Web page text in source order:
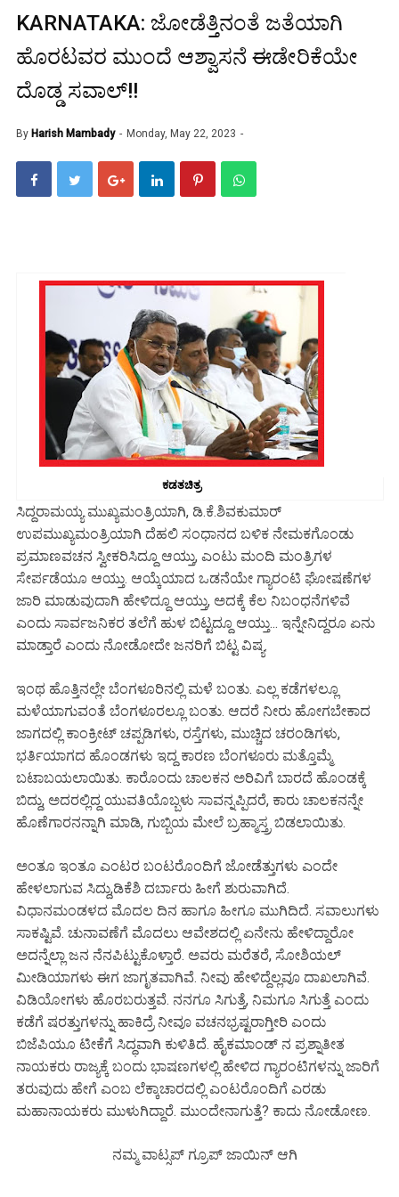
KARNATAKA: ಜೋಡೆತ್ತಿನಂತೆ ಜತೆಯಾಗಿ
ಹೊರಟವರ ಮುಂದೆ ಆಶ್ವಾಸನೆ ಈಡೇರಿಕೆಯೇ
ದೊಡ್ಡ ಸವಾಲ್!!
By Harish Mambady Monday, May 22, 2023
ಕಡತಚಿತ್ರ
ಸಿದ್ದರಾಮಯ್ಯ ಮುಖ್ಯಮಂತ್ರಿಯಾಗಿ, ಡಿ.ಕೆ.ಶಿವಕುಮಾರ್
ಉಪಮುಖ್ಯಮಂತ್ರಿಯಾಗಿ ದೆಹಲಿ ಸಂಧಾನದ ಬಳಿಕ ನೇಮಕಗೊಂಡು
ಪ್ರಮಾಣವಚನ ಸ್ವೀಕರಿಸಿದ್ದೂ ಆಯ್ತು, ಎಂಟು ಮಂದಿ ಮಂತ್ರಿಗಳ
ಸೇರ್ಪಡೆಯೂ ಆಯ್ತು. ಆಯ್ಕೆಯಾದ ಒಡನೆಯೇ ಗ್ಯಾರಂಟಿ ಘೋಷಣೆಗಳ
ಜಾರಿ ಮಾಡುವುದಾಗಿ ಹೇಳಿದ್ದೂ ಆಯ್ತು, ಅದಕ್ಕೆ ಕೆಲ ನಿಬಂಧನೆಗಳಿವೆ
ಎಂದು ಸಾರ್ವಜನಿಕರ ತಲೆಗೆ ಹುಳ ಬಿಟ್ಟದ್ದೂ ಆಯ್ತು... ಇನ್ನೇನಿದ್ದರೂ ಏನು
ಮಾಡ್ತಾರೆ ಎಂದು ನೋಡೋದೇ ಜನರಿಗೆ ಬಿಟ್ಟ ವಿಷ್ಯ.
ಇಂಥ ಹೊತ್ತಿನಲ್ಲೇ ಬೆಂಗಳೂರಿನಲ್ಲಿ ಮಳೆ ಬಂತು. ಎಲ್ಲ ಕಡೆಗಳಲ್ಲೂ
ಮಳೆಯಾಗುವಂತೆ ಬೆಂಗಳೂರಲ್ಲೂ ಬಂತು. ಆದರೆ ನೀರು ಹೋಗಬೇಕಾದ
ಜಾಗದಲ್ಲಿ ಕಾಂಕ್ರೀಟ್ ಚಪ್ಪಡಿಗಳು, ರಸ್ತೆಗಳು, ಮುಚ್ಚಿದ ಚರಂಡಿಗಳು,
ಭರ್ತಿಯಾಗದ ಹೊಂಡಗಳು ಇದ್ದ ಕಾರಣ ಬೆಂಗಳೂರು ಮತ್ತೊಮ್ಮೆ
ಬಟಾಬಯಲಾಯಿತು. ಕಾರೊಂದು ಚಾಲಕನ ಅರಿವಿಗೆ ಬಾರದೆ ಹೊಂಡಕ್ಕೆ
ಬಿದ್ದು, ಅದರಲ್ಲಿದ್ದ ಯುವತಿಯೊಬ್ಬಳು ಸಾವನ್ನಪ್ಪಿದರೆ, ಕಾರು ಚಾಲಕನನ್ನೇ
ಹೊಣೆಗಾರನನ್ನಾಗಿ ಮಾಡಿ, ಗುಬ್ಬಿಯ ಮೇಲೆ ಬ್ರಹ್ಮಾಸ್ತ್ರ ಬಿಡಲಾಯಿತು.
ಅಂತೂ ಇಂತೂ ಎಂಟರ ಬಂಟರೊಂದಿಗೆ ಜೋಡೆತ್ತುಗಳು ಎಂದೇ
ಹೇಳಲಾಗುವ ಸಿದ್ದು,ಡಿಕೆಶಿ ದರ್ಬಾರು ಹೀಗೆ ಶುರುವಾಗಿದೆ.
ವಿಧಾನಮಂಡಳದ ಮೊದಲ ದಿನ ಹಾಗೂ ಹೀಗೂ ಮುಗಿದಿದೆ. ಸವಾಲುಗಳು
ಸಾಕಷ್ಟಿವೆ. ಚುನಾವಣೆಗೆ ಮೊದಲು ಆವೇಶದಲ್ಲಿ ಏನೇನು ಹೇಳಿದ್ದಾರೋ
ಅದನ್ನೆಲ್ಲಾ ಜನ ನೆನಪಿಟ್ಟುಕೊಳ್ತಾರೆ. ಅವರು ಮರೆತರೆ, ಸೋಶಿಯಲ್
ಮೀಡಿಯಾಗಳು ಈಗ ಜಾಗೃತವಾಗಿವೆ. ನೀವು ಹೇಳಿದ್ದೆಲ್ಲವೂ ದಾಖಲಾಗಿವೆ.
ವಿಡಿಯೋಗಳು ಹೊರಬರುತ್ತವೆ. ನನಗೂ ಸಿಗುತ್ತೆ, ನಿಮಗೂ ಸಿಗುತ್ತೆ ಎಂದು
ಕಡೆಗೆ ಷರತ್ತುಗಳನ್ನು ಹಾಕಿದ್ರೆ ನೀವೂ ವಚನಭ್ರಷ್ಟರಾಗ್ತೀರಿ ಎಂದು
ಬಿಜೆಪಿಯೂ ಟೀಕೆಗೆ ಸಿದ್ಧವಾಗಿ ಕುಳಿತಿದೆ. ಹೈಕಮಾಂಡ್ ನ ಪ್ರಶ್ನಾತೀತ
ನಾಯಕರು ರಾಜ್ಯಕ್ಕೆ ಬಂದು ಭಾಷಣಗಳಲ್ಲಿ ಹೇಳಿದ ಗ್ಯಾರಂಟಿಗಳನ್ನು ಜಾರಿಗೆ
ತರುವುದು ಹೇಗೆ ಎಂಬ ಲೆಕ್ಕಾಚಾರದಲ್ಲಿ ಎಂಟರೊಂದಿಗೆ ಎರಡು
ಮಹಾನಾಯಕರು ಮುಳುಗಿದ್ದಾರೆ. ಮುಂದೇನಾಗುತ್ತೆ? ಕಾದು ನೋಡೋಣ.
ನಮ್ಮ ವಾಟ್ಸಪ್ ಗ್ರೂಪ್ ಜಾಯಿನ್ ಆಗಿ